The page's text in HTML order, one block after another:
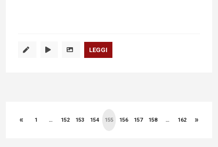
LEGGI
degli
« 1 … 152 153 154 155 156 157 158 … 162 »